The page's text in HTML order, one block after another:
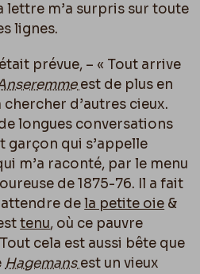
lettre m’a surpris sur toute
lignes.
était prévue, – « Tout arrive
est de plus en
d’autres cieux.
longues conversations
garçon qui s’appelle
m’a raconté, par le menu
de 1875-76. Il a fait
attendre dela petite oie &
tenu, où ce pauvre
cela est aussi bête que
Hagemansest un vieux